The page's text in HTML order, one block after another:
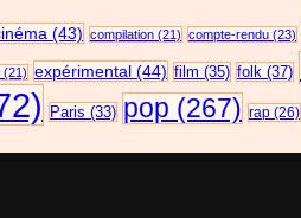
(43) compilation (21) compte-rendu (23)
(21) expérimental (44) film (35) folk (37)
Paris (33) pop (267) rap (26)